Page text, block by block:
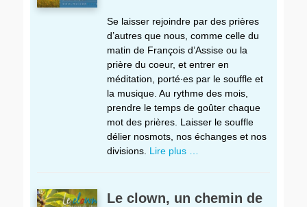
Se laisser rejoindre par des prières
d’autres que nous, comme celle du
matin de François d’Assise ou la
prière du coeur, et entrer en
méditation, porté∙es par le souffle et
la musique. Au rythme des mois,
prendre le temps de goûter chaque
mot des prières. Laisser le souffle
délier nosmots, nos échanges et nos
divisions. Lire plus …
Le clown, un chemin de